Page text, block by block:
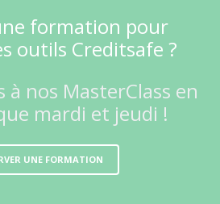
formation pour
outils Creditsafe ?
à nos MasterClass en
mardi et jeudi !
UNE FORMATION